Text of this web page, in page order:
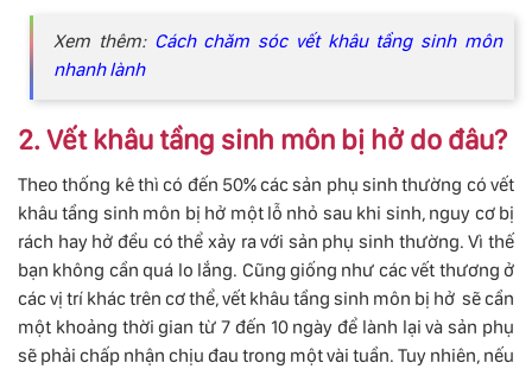
Xem thêm: Cách chăm sóc vết khâu tầng sinh môn
nhanh lành
2. Vết khâu tầng sinh môn bị hở do đâu?
Theo thống kê thì có đến 50% các sản phụ sinh thường có vết
khâu tầng sinh môn bị hở một lỗ nhỏ sau khi sinh, nguy cơ bị
rách hay hở đều có thể xảy ra với sản phụ sinh thường. Vì thế
bạn không cần quá lo lắng. Cũng giống như các vết thương ở
các vị trí khác trên cơ thể, vết khâu tầng sinh môn bị hở sẽ cần
một khoảng thời gian từ 7 đến 10 ngày để lành lại và sản phụ
sẽ phải chấp nhận chịu đau trong một vài tuần. Tuy nhiên, nếu